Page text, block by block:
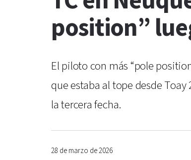
position”
El piloto con más “pole
que estaba al tope desde
la tercera fecha.
28 de marzo de 2026